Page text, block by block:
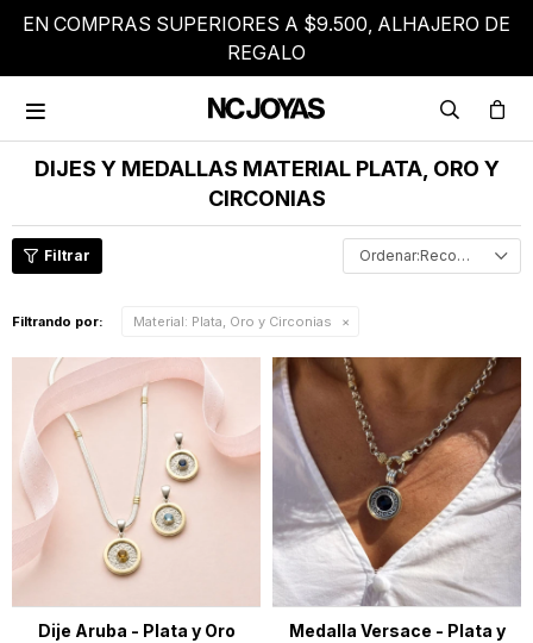
EN COMPRAS SUPERIORES A $9.500, ALHAJERO DE
REGALO

DIJES Y MEDALLAS MATERIAL PLATA, ORO Y
CIRCONIAS
Recomendados
Filtrando por: Material: Plata, Oro y Circonias
Dije Aruba - Plata y Oro
Medalla Versace - Plata y